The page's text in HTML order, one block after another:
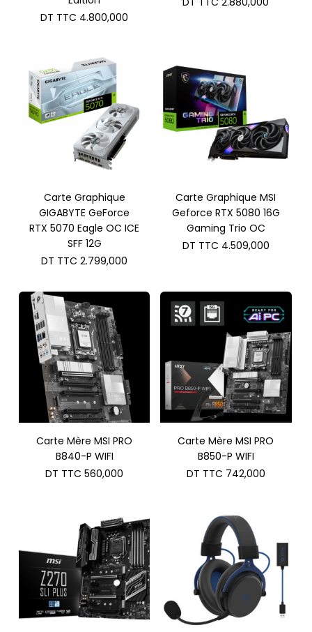
DT TTC 4.800,000
Carte Graphique
GIGABYTE GeForce
RTX 5070 Eagle OC ICE
SFF 12G
DT TTC 2.799,000
Carte Graphique MSI
Geforce RTX 5080 16G
Gaming Trio OC
DT TTC 4.509,000
Carte Mère MSI PRO
B840-P WIFI
DT TTC 560,000
Carte Mère MSI PRO
B850-P WIFI
DT TTC 742,000